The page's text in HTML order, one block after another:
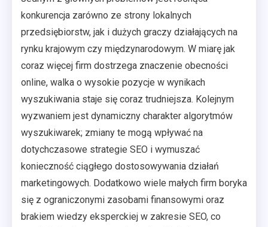
konkurencja zarówno ze strony lokalnych
przedsiębiorstw, jak i dużych graczy działających na
rynku krajowym czy międzynarodowym. W miarę jak
coraz więcej firm dostrzega znaczenie obecności
online, walka o wysokie pozycje w wynikach
wyszukiwania staje się coraz trudniejsza. Kolejnym
wyzwaniem jest dynamiczny charakter algorytmów
wyszukiwarek; zmiany te mogą wpływać na
dotychczasowe strategie SEO i wymuszać
konieczność ciągłego dostosowywania działań
marketingowych. Dodatkowo wiele małych firm boryka
się z ograniczonymi zasobami finansowymi oraz
brakiem wiedzy eksperckiej w zakresie SEO, co